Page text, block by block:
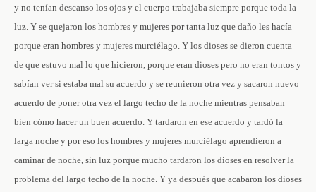
y no tenían descanso los ojos y el cuerpo trabajaba siempre porque toda la
luz. Y se quejaron los hombres y mujeres por tanta luz que daño les hacía
porque eran hombres y mujeres murciélago. Y los dioses se dieron cuenta
de que estuvo mal lo que hicieron, porque eran dioses pero no eran tontos y
sabían ver si estaba mal su acuerdo y se reunieron otra vez y sacaron nuevo
acuerdo de poner otra vez el largo techo de la noche mientras pensaban
bien cómo hacer un buen acuerdo. Y tardaron en ese acuerdo y tardó la
larga noche y por eso los hombres y mujeres murciélago aprendieron a
caminar de noche, sin luz porque mucho tardaron los dioses en resolver la
problema del largo techo de la noche. Y ya después que acabaron los dioses